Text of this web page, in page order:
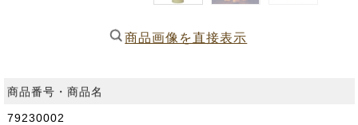
商品画像を直接表示
商品番号・商品名
79230002